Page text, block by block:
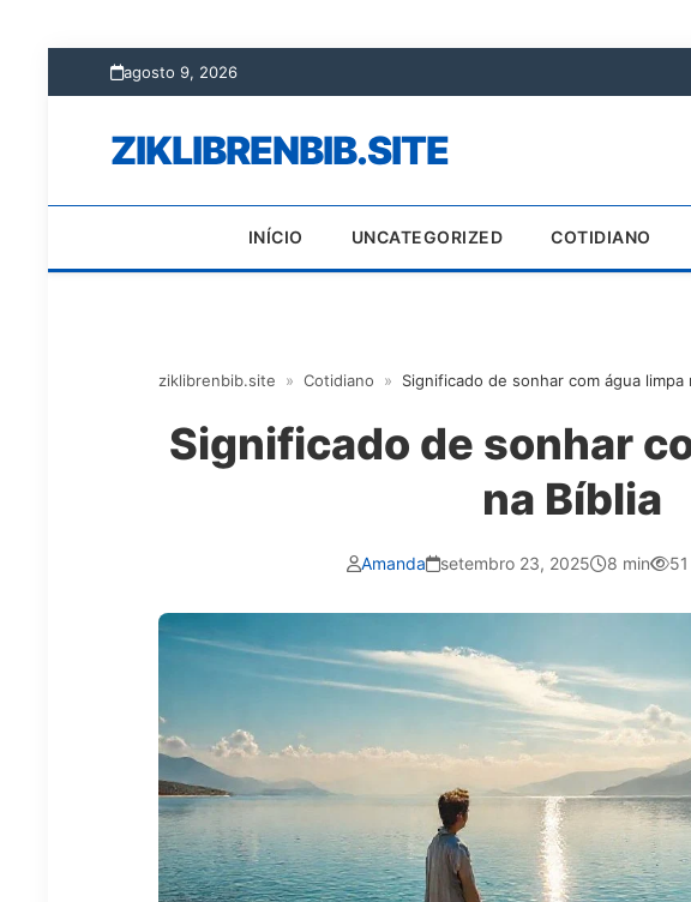
agosto 9, 2026
ZIKLIBRENBIB.SITE
INÍCIO UNCATEGORIZED COTIDIANO
ziklibrenbib.site » Cotidiano » Significado de sonhar com água limpa
Significado de sonhar
na Bíblia
Amanda setembro 23, 2025 8 min